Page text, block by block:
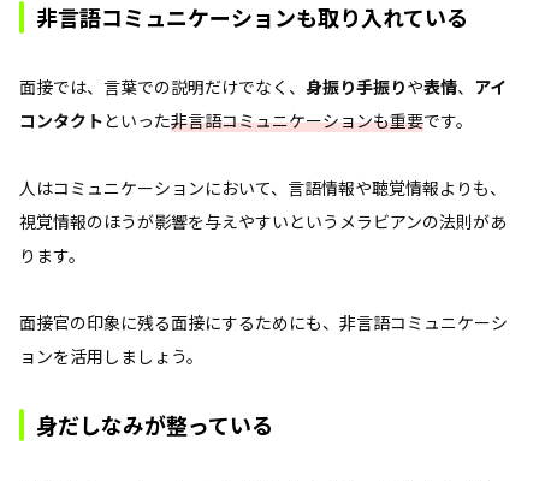
非言語コミュニケーションも取り入れている
面接では、言葉での説明だけでなく、 身振り手振りや表情、 アイ
コンタクトといった非言語コミュニケーションも重要です。
人はコミュニケーションにおいて、言語情報や聴覚情報よりも、
視覚情報のほうが影響を与えやすいというメラビアンの法則があ
ります。
面接官の印象に残る面接にするためにも、非言語コミュニケーシ
ョンを活用しましょう。
身だしなみが整っている